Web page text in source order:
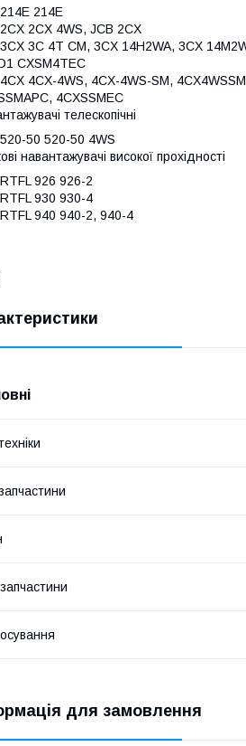
214E
2CX 4WS, JCB 2CX
3C 4T CM, 3CX 14H2WA, 3CX
CXSM4TEC
4CX-4WS, 4CX-4WS-SM,
4CXSSMEC
телескопічні
50 520-50 4WS
навантажувачі високої прохідності
926 926-2
930 930-4
940 940-2, 940-4
для замовлення